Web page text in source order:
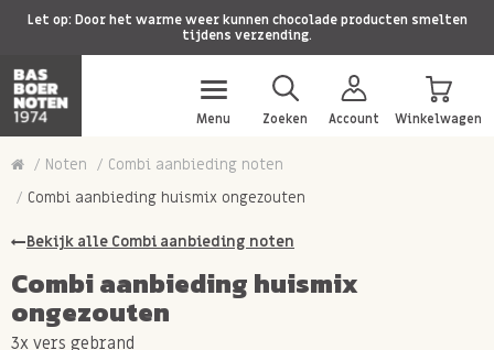
Let op: Door het warme weer kunnen chocolade producten smelten
tijdens verzending.
Menu Zoeken Account Winkelwagen
Noten
Combi aanbieding noten
Combi aanbieding huismix ongezouten
Bekijk alle Combi aanbieding noten
Combi aanbieding huismix
ongezouten
3x vers gebrand